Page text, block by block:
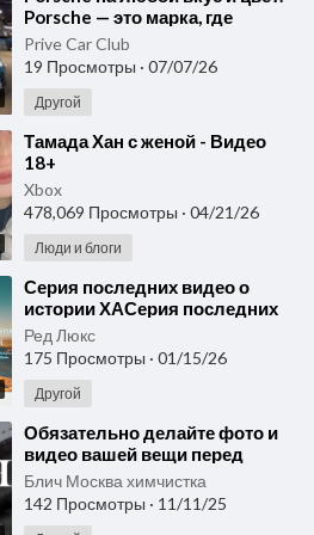
Porsche — это марка, где
каждый автомобиль имеет
свой характер
Prive Car Club
19 Просмотры · 07/07/26
Другой
⁣Тамада Хан с женой - Видео
18+
Xbox
478,069 Просмотры · 04/21/26
Люди и блоги
⁣Серия последних видео о
истории ХАСерия последних
видео о истории ХАДЖА и
умры в МЕККА и Саудовская
Ред Люкс
175 Просмотры · 01/15/26
Другой
⁣Обязательно делайте фото и
видео вашей вещи перед
сдачей в сервис.
Блич Москва химчистка
142 Просмотры · 11/11/25